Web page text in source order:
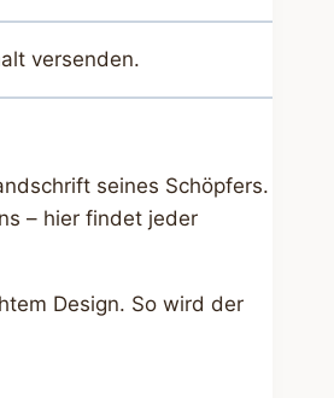
versenden.
seines Schöpfers.
– hier findet jeder
Design. So wird der